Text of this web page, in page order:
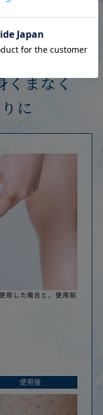
くまなく
に
用した場合と、使用前
使用後
いて
文を確定しま
ちら
す
込）
（税込）
の審査終了
ります。
所と異なる
よりクレジ
あてに入る
果、ご希望
ただけませ
親権者情報
。
例です。分割